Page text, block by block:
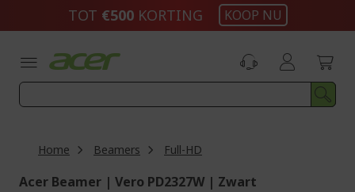
inhoud
TOT €500​KORTING KOOP NU
Home Beamers Full-HD
Acer Beamer | Vero PD2327W | Zwart